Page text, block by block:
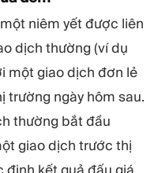
niêm yết được liên
dịch thường (ví dụ
một giao dịch đơn lẻ
trường ngày hôm sau.
thường bắt đầu
giao dịch trước thị